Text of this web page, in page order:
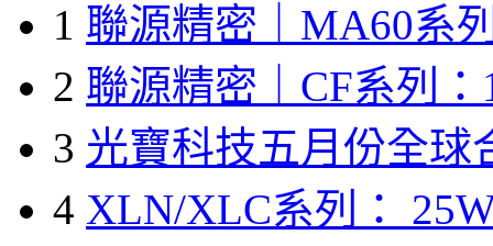
1 聯源精密｜MA60系
2 聯源精密｜CF系列：
3 光寶科技五月份全球
4 XLN/XLC系列：